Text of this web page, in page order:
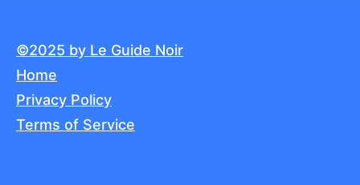
©2025 by Le Guide Noir
Home
Privacy Policy
Terms of Service